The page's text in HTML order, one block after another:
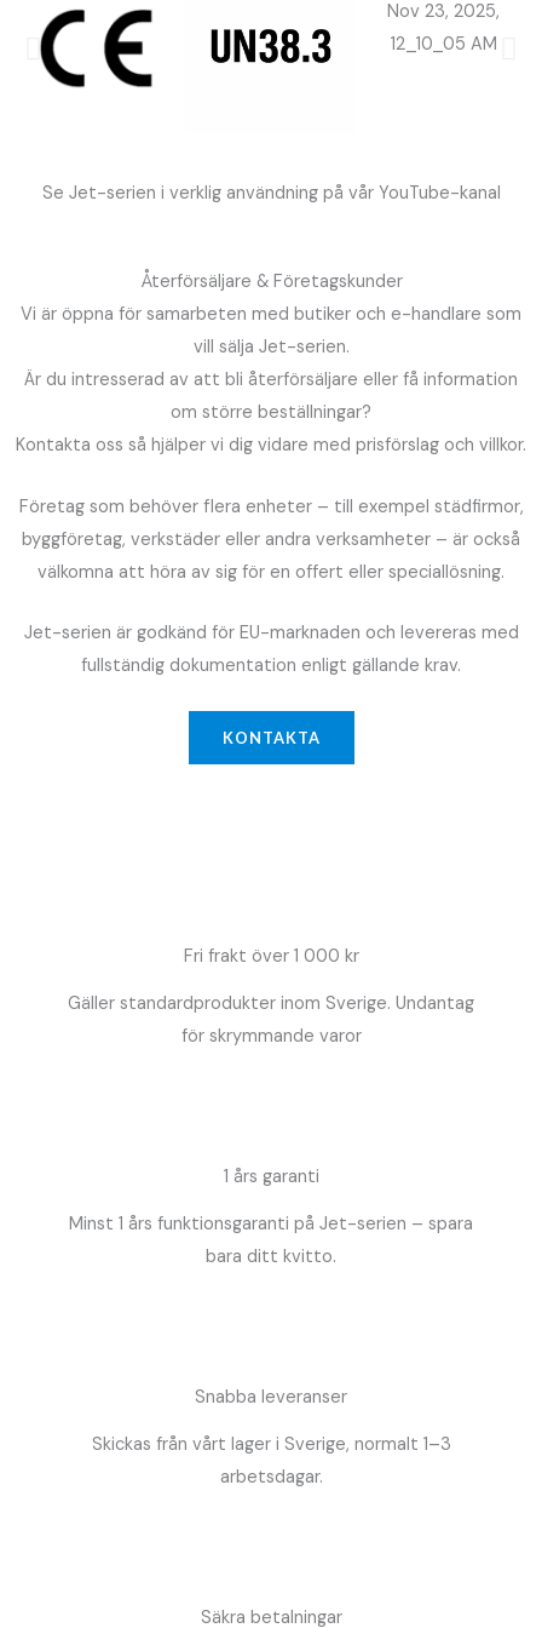
Se Jet-serien i verklig användning på vår YouTube-kanal
Återförsäljare & Företagskunder
Vi är öppna för samarbeten med butiker och e-handlare som
vill sälja Jet-serien.
Är du intresserad av att bli återförsäljare eller få information
om större beställningar?
Kontakta oss så hjälper vi dig vidare med prisförslag och villkor.
Företag som behöver flera enheter – till exempel städfirmor,
byggföretag, verkstäder eller andra verksamheter – är också
välkomna att höra av sig för en offert eller speciallösning.
Jet-serien är godkänd för EU-marknaden och levereras med
fullständig dokumentation enligt gällande krav.
KONTAKTA
Fri frakt över 1 000 kr
Gäller standardprodukter inom Sverige. Undantag
för skrymmande varor
1 års garanti
Minst 1 års funktionsgaranti på Jet-serien – spara
bara ditt kvitto.
Snabba leveranser
Skickas från vårt lager i Sverige, normalt 1–3
arbetsdagar.
Säkra betalningar